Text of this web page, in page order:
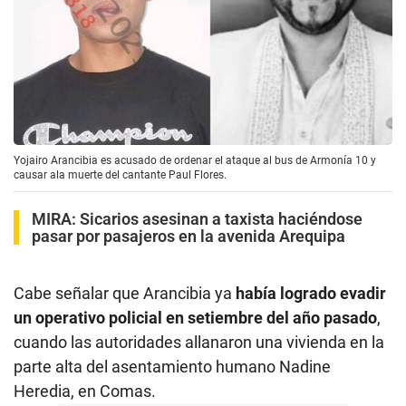
Yojairo Arancibia es acusado de ordenar el ataque al bus de Armonía 10 y
causar ala muerte del cantante Paul Flores.
MIRA: Sicarios asesinan a taxista haciéndose
pasar por pasajeros en la avenida Arequipa
Cabe señalar que Arancibia ya había logrado evadir
un operativo policial en setiembre del año pasado,
cuando las autoridades allanaron una vivienda en la
parte alta del asentamiento humano Nadine
Heredia, en Comas.